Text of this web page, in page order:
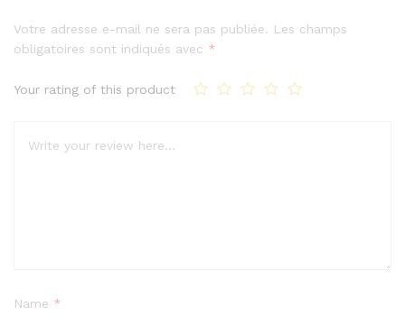
Votre adresse e-mail ne sera pas publiée. Les champs
obligatoires sont indiqués avec *
Your rating of this product
Name *